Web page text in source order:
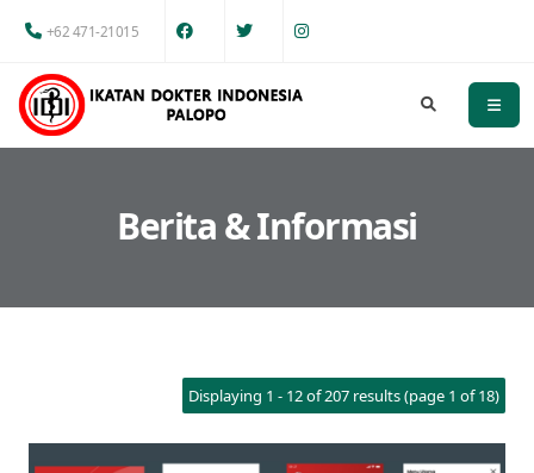
+62 471-21015
Berita & Informasi
Displaying 1 - 12 of 207 results (page 1 of 18)